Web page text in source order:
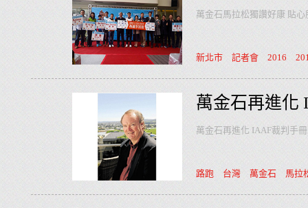
萬金石馬拉松獨讚好康 貼
新北市 記者會 2016
萬金石再進化
萬金石再進化 IAAF裁判手
路跑 台灣 萬金石 馬拉